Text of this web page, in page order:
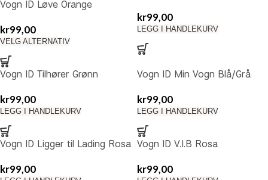
Vogn ID Løve Orange
kr99,00
VELG ALTERNATIV
kr99,00
LEGG I HANDLEKURV
Vogn ID Tilhører Grønn
kr99,00
LEGG I HANDLEKURV
Vogn ID Min Vogn Blå/Grå
kr99,00
LEGG I HANDLEKURV
Vogn ID Ligger til Lading Rosa
kr99,00
Vogn ID V.I.B Rosa
kr99,00